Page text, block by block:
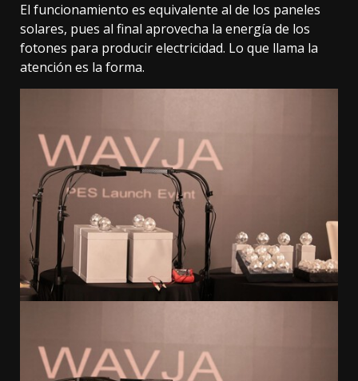
El funcionamiento es equivalente al de los paneles
solares, pues al final aprovecha la energía de los
fotones para producir electricidad. Lo que llama la
atención es la forma.